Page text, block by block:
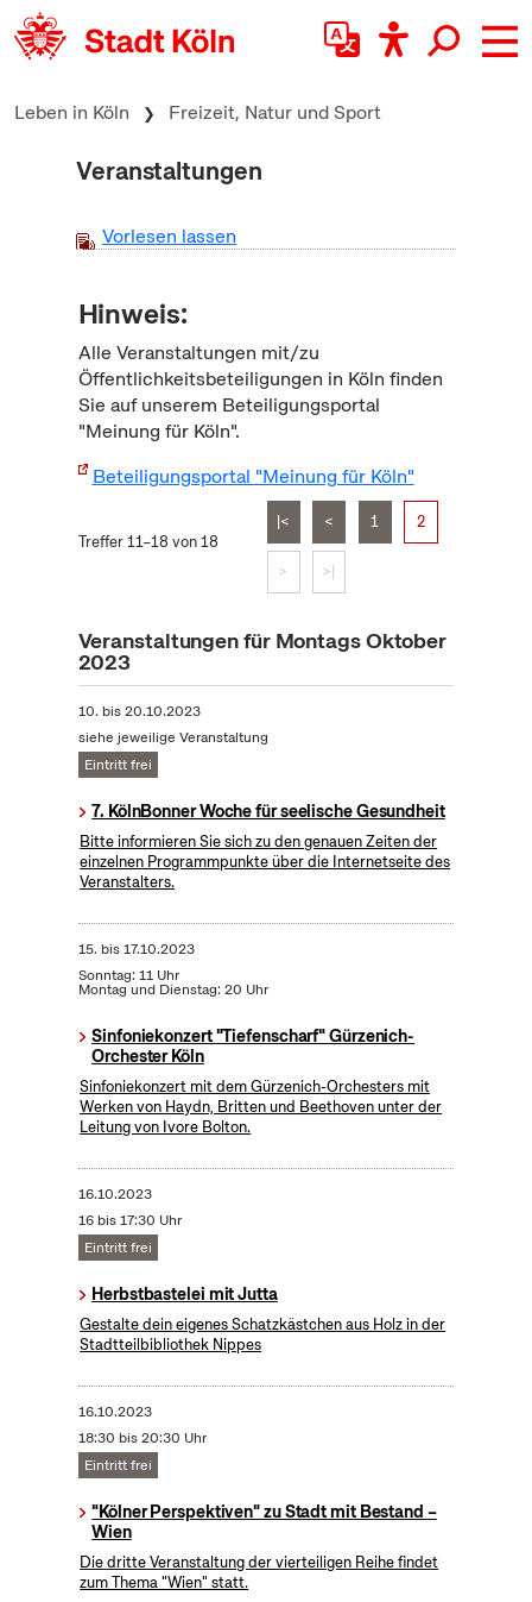
zum Inhalt springen
Leben in Köln Freizeit, Natur und Sport
Veranstaltungen
Vorlesen lassen
Hinweis:
Alle Veranstaltungen mit/zu
Öffentlichkeitsbeteiligungen in Köln finden
Sie auf unserem Beteiligungsportal
"Meinung für Köln".
Beteiligungsportal "Meinung für Köln"
Treffer 11–18 von 18
|< < 1 2
> >|
Veranstaltungen für Montags Oktober
2023
10. bis20.10.2023
siehe jeweilige Veranstaltung
Eintritt frei
7. KölnBonner Woche für seelische Gesundheit
Bitte informieren Sie sich zu den genauen Zeiten der
einzelnen Programmpunkte über die Internetseite des
Veranstalters.
15. bis17.10.2023
Sonntag: 11 Uhr
Montag und Dienstag: 20 Uhr
Sinfoniekonzert "Tiefenscharf" Gürzenich-
Orchester Köln
Sinfoniekonzert mit dem Gürzenich-Orchesters mit
Werken von Haydn, Britten und Beethoven unter der
Leitung von Ivore Bolton.
16.10.2023
16 bis 17:30 Uhr
Eintritt frei
Herbstbastelei mit Jutta
Gestalte dein eigenes Schatzkästchen aus Holz in der
Stadtteilbibliothek Nippes
16.10.2023
18:30 bis 20:30 Uhr
Eintritt frei
"Kölner Perspektiven" zu Stadt mit Bestand –
Wien
Die dritte Veranstaltung der vierteiligen Reihe findet
zum Thema "Wien" statt.